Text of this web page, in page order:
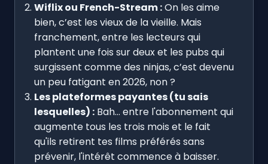
Wiflix ou French-Stream :On les aime
bien, c’est les vieux de la vieille. Mais
franchement, entre les lecteurs qui
plantent une fois sur deux et les pubs qui
surgissent comme des ninjas, c’est devenu
un peu fatigant en 2026, non ?
Les plateformes payantes (tu sais
lesquelles) : Bah... entre l'abonnement qui
augmente tous les trois mois et le fait
qu'ils retirent tes films préférés sans
prévenir, l'intérêt commence à baisser.